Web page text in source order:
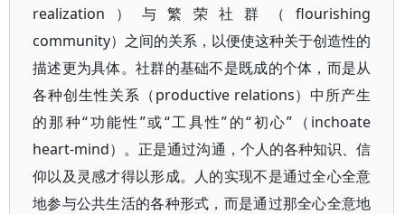
realization）与繁荣社群（flourishing
community）之间的关系，以便使这种关于创造性的
描述更为具体。社群的基础不是既成的个体，而是从
各种创生性关系（productive relations）中所产生
的那种“功能性”或“工具性”的“初心”（inchoate
heart-mind）。正是通过沟通，个人的各种知识、信
仰以及灵感才得以形成。人的实现不是通过全心全意
地参与公共生活的各种形式，而是通过那全心全意地